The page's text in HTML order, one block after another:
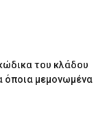
του κλάδου
όποια μεμονωμένα